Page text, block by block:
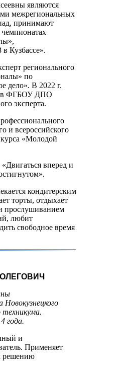
являются
межрегиональных
принимают
Кузбассе».
регионального
по
дело». В 2022 г.
ФГБОУ ДПО
эксперта.
и всероссийского
«Молодой
«Двигаться вперед и
кондитерским
торты, отдыхает
прослушиванием
любит
свободное время
Новокузнецкого
техникума.
года.
и
Применяет
решению